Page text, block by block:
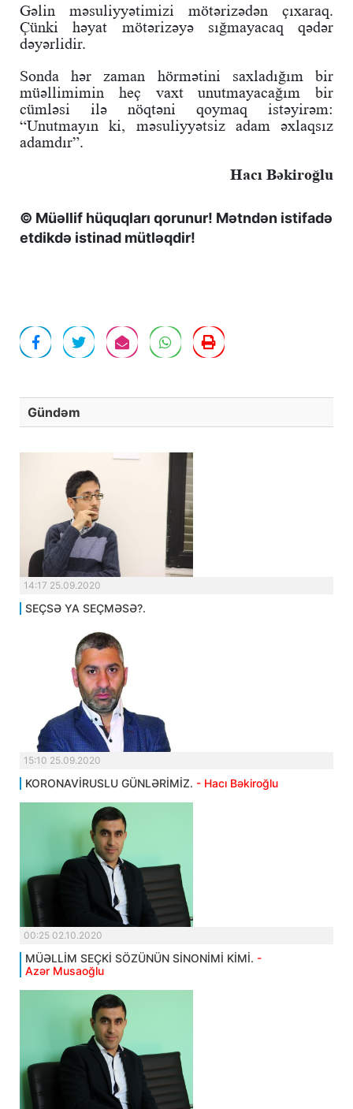
Gəlin məsuliyyətimizi mötərizədən çıxaraq.
Çünki həyat mötərizəyə sığmayacaq qədər
dəyərlidir.
Sonda hər zaman hörmətini saxladığım bir
müəllimimin heç vaxt unutmayacağım bir
cümləsi ilə nöqtəni qoymaq istəyirəm:
“Unutmayın ki, məsuliyyətsiz adam əxlaqsız
adamdır”.
Hacı Bəkiroğlu
© Müəllif hüquqları qorunur! Mətndən istifadə
etdikdə istinad mütləqdir!
Gündəm
14:17 25.09.2020
SEÇSƏ YA SEÇMƏSƏ?.
15:10 25.09.2020
KORONAVİRUSLU GÜNLƏRİMİZ. - Hacı Bəkiroğlu
00:25 02.10.2020
MÜƏLLİM SEÇKİ SÖZÜNÜN SİNONİMİ KİMİ. -
Azər Musaoğlu